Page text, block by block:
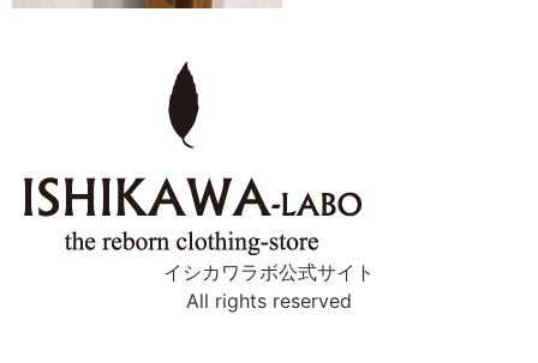
イシカワラボ公式サイト
All rights reserved